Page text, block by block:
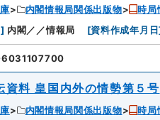
内閣情報局関係出版物
時局
] 内閣／／情報局 [資料作成年月日
資料 皇国内外の情勢第５号
内閣情報局関係出版物
時局